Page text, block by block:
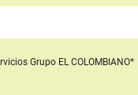
Grupo EL COLOMBIANO*